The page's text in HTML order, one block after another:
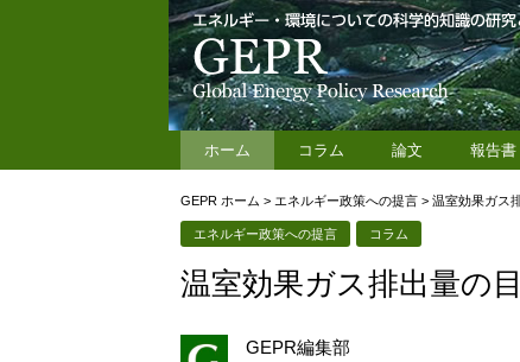
ホーム コラム 論文 報告書
GEPR ホーム > エネルギー政策への提言 > 温室効果ガス
エネルギー政策への提言 コラム
温室効果ガス排出量の
GEPR編集部